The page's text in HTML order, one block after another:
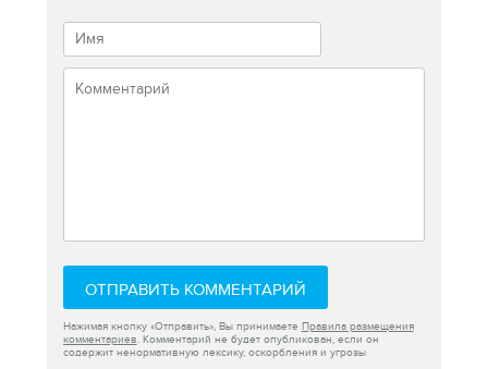
ОТПРАВИТЬ КОММЕНТАРИЙ
Нажимая кнопку «Отправить», Вы принимаете Правила размещения
комментариев. Комментарий не будет опубликован, если он
содержит ненормативную лексику, оскорбления и угрозы